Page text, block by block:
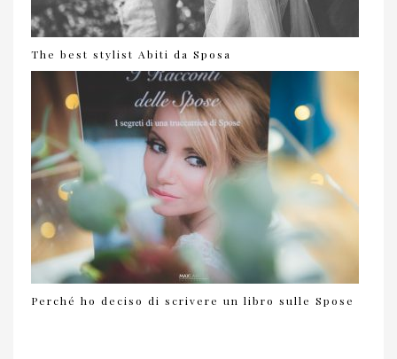
The best stylist Abiti da Sposa
Perché ho deciso di scrivere un libro sulle Spose